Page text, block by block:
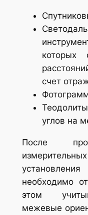
которых
счет
углов на
После
необходимо
этом
межевые